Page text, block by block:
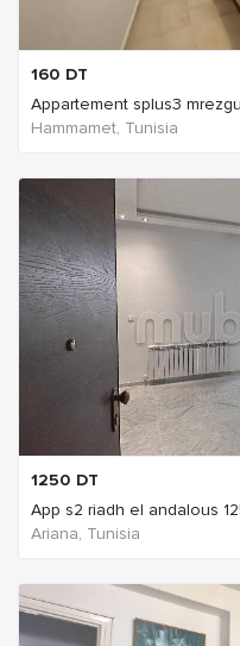
160 DT
Appartement splus3
Hammamet, Tunisia
1250 DT
App s2 riadh el andalous
Ariana, Tunisia